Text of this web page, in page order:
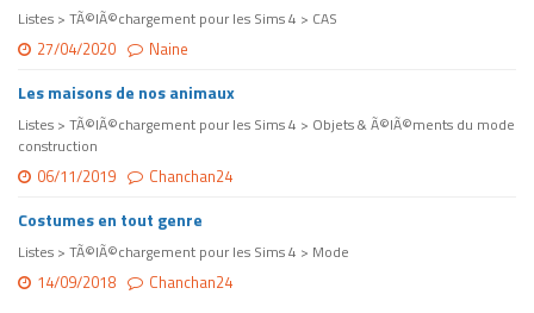
Listes > TÃ©lÃ©chargement pour les Sims 4 > CAS
27/04/2020 Naine
Les maisons de nos animaux
Listes > TÃ©lÃ©chargement pour les Sims 4 > Objets & Ã©lÃ©ments du mode
construction
06/11/2019 Chanchan24
Costumes en tout genre
Listes > TÃ©lÃ©chargement pour les Sims 4 > Mode
14/09/2018 Chanchan24